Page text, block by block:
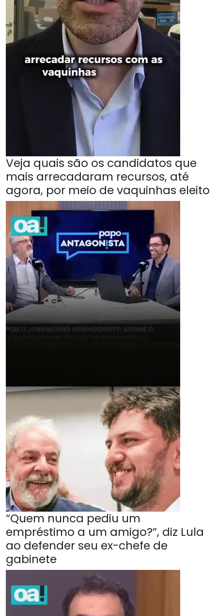
Veja quais são os candidatos que
mais arrecadaram recursos, até
agora, por meio de vaquinhas eleito
“Quem nunca pediu um
empréstimo a um amigo?”, diz Lula
ao defender seu ex-chefe de
gabinete